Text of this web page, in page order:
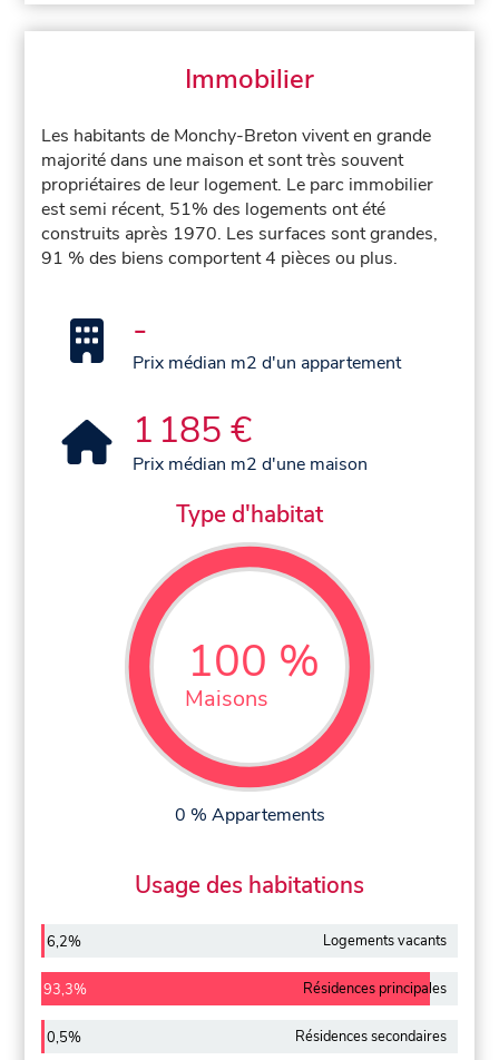
Immobilier
Les habitants de Monchy-Breton vivent en grande
majorité dans une maison et sont très souvent
propriétaires de leur logement. Le parc immobilier
est semi récent, 51% des logements ont été
construits après 1970. Les surfaces sont grandes,
91 % des biens comportent 4 pièces ou plus.
-
Prix médian m2 d'un appartement
1 185 €
Prix médian m2 d'une maison
Type d'habitat
100 %
Maisons
0 % Appartements
Usage des habitations
6,2% Logements vacants
93,3% Résidences principales
0,5% Résidences secondaires